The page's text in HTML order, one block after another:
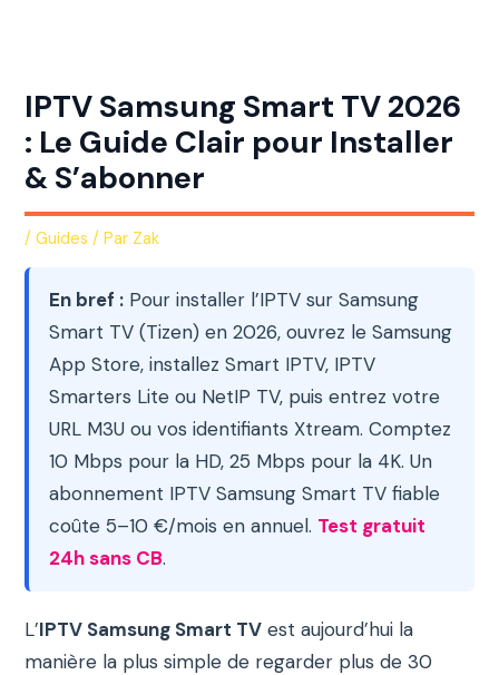
IPTV Samsung Smart TV 2026
: Le Guide Clair pour Installer
& S’abonner
/Guides / Par Zak
En bref : Pour installer l’IPTV sur Samsung
Smart TV (Tizen) en 2026, ouvrez le Samsung
App Store, installez Smart IPTV, IPTV
Smarters Lite ou NetIP TV, puis entrez votre
URL M3U ou vos identifiants Xtream. Comptez
10 Mbps pour la HD, 25 Mbps pour la 4K. Un
abonnement IPTV Samsung Smart TV fiable
coûte 5–10 €/mois en annuel. Test gratuit
24h sans CB.
L’IPTV Samsung Smart TV est aujourd’hui la
manière la plus simple de regarder plus de 30